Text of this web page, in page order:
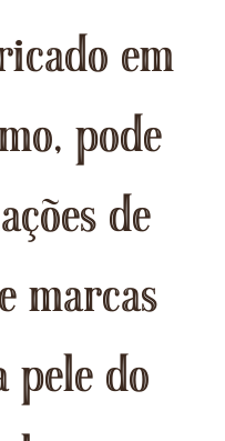
em
pode
de
marcas
pele do